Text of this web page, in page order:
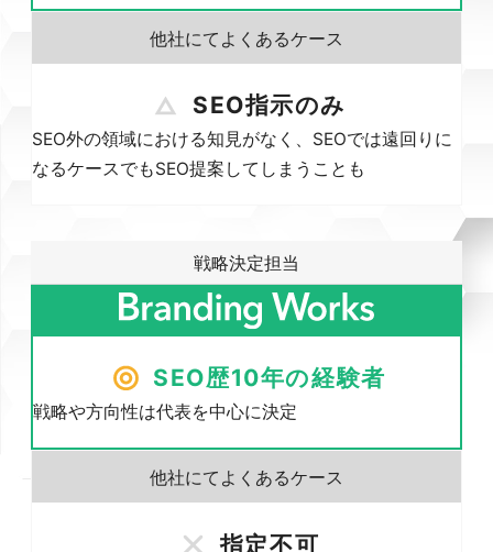
SEO指示のみ
SEO外の領域における知見がなく、SEOでは遠回りに
なるケースでもSEO提案してしまうことも
戦略決定担当
SEO歴10年の経験者
戦略や方向性は代表を中心に決定
指定不可